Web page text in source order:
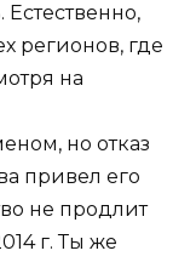
Естественно,
регионов, где
на
но отказ
привел его
не продлит
г. Ты же